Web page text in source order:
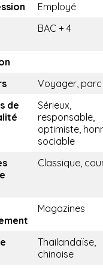
Employé
BAC + 4
Voyager, parc
de
Sérieux,
responsable,
optimiste,
sociable
Classique,
Magazines
Thailandaïse,
chinoise